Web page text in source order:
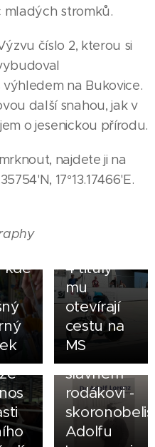
mladých stromků.
číslo 2, kterou si
na Bukovice.
další snahou, jak v
o jesenickou přírodu.
najdete ji na
17°13.17466'E.
i
kde
28.07.2026
Tomáš
Kajnar
ovládl
4 tituly
mu
otevírají
cestu na
MS
18.07.2026
knihu o
dalším
slavném
rodákovi -
Adolfu